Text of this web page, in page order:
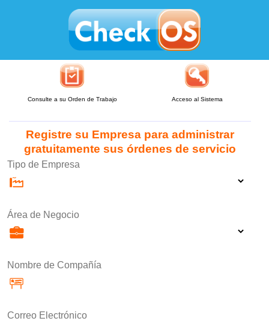
Consulte a su Orden de Trabajo Acceso al Sistema
Registre su Empresa para administrar
gratuitamente sus órdenes de servicio
Tipo de Empresa
Área de Negocio
Nombre de Compañía
Correo Electrónico